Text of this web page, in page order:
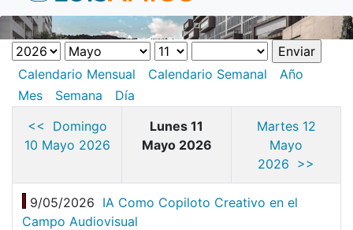
Calendario Mensual Calendario Semanal
Año
Mes
Semana
Día
<< Domingo
10 Mayo 2026
Lunes 11
Mayo 2026
Martes 12
Mayo
2026 >>
9/05/2026 IA Como Copiloto Creativo en el
Campo Audiovisual